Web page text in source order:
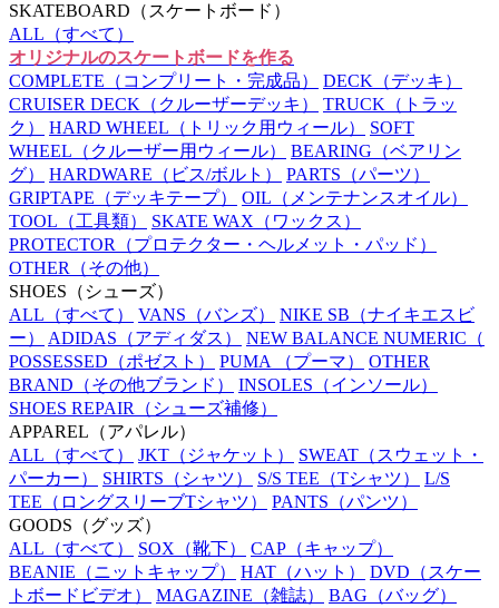
SKATEBOARD （スケートボード）
ALL （すべて）
オリジナルのスケートボードを作る
COMPLETE （コンプリート・完成品） DECK （デッキ）
CRUISER DECK （クルーザーデッキ） TRUCK （トラッ
ク）
HARD WHEEL （トリック用ウィール）
SOFT
WHEEL （クルーザー用ウィール） BEARING （ベアリン
グ）
HARDWARE （ビス/ボルト） PARTS （パーツ）
GRIPTAPE （デッキテープ） OIL （メンテナンスオイル）
TOOL （工具類） SKATE WAX （ワックス）
PROTECTOR （プロテクター・ヘルメット・パッド）
OTHER （その他）
SHOES （シューズ）
ALL （すべて） VANS （バンズ） NIKE SB （ナイキエスビ
ー）
ADIDAS （アディダス） NEW BALANCE NUMERIC （
POSSESSED （ポゼスト） PUMA （プーマ）
OTHER
BRAND （その他ブランド） INSOLES （インソール）
SHOES REPAIR （シューズ補修）
APPAREL （アパレル）
ALL （すべて） JKT （ジャケット） SWEAT （スウェット・
パーカー）
SHIRTS （シャツ） S/S TEE （Tシャツ）
L/S
TEE （ロングスリーブTシャツ） PANTS （パンツ）
GOODS （グッズ）
ALL （すべて） SOX （靴下） CAP （キャップ）
BEANIE （ニットキャップ） HAT （ハット） DVD （スケー
トボードビデオ）
MAGAZINE （雑誌） BAG （バッグ）